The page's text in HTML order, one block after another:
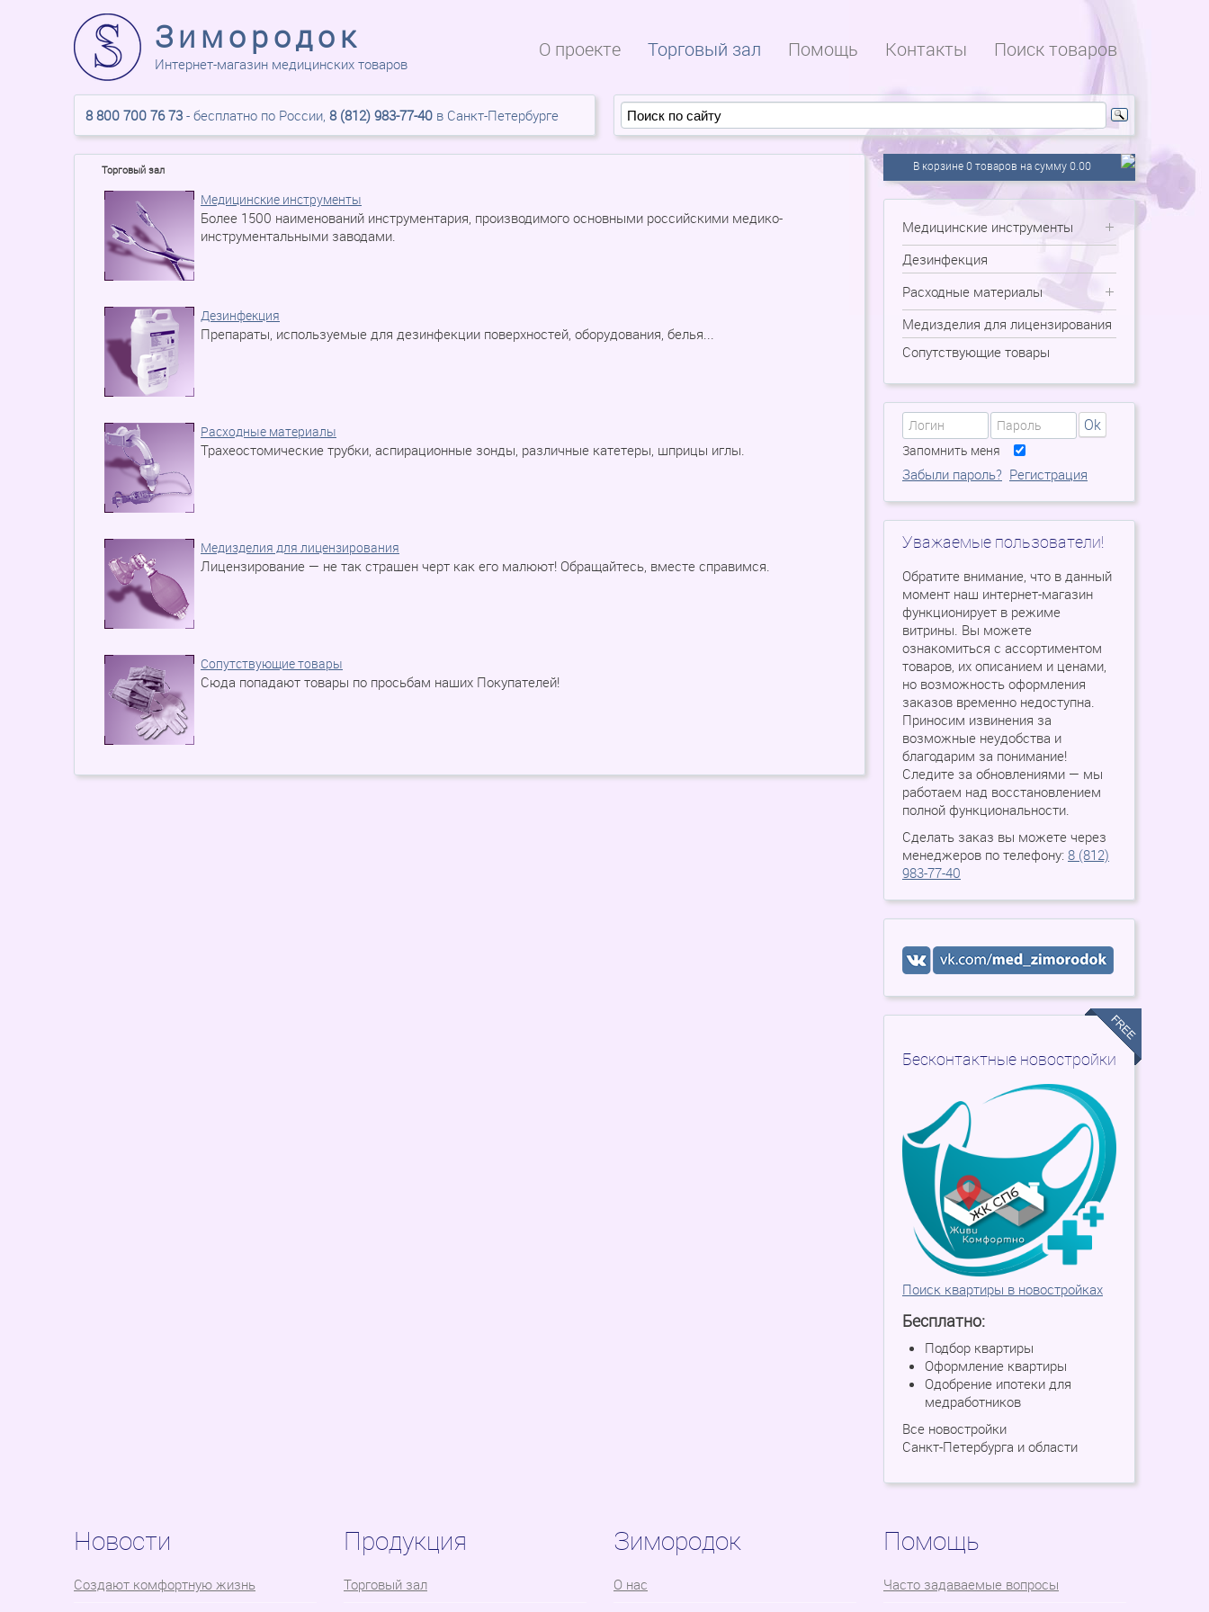
Зимородок
Интернет-магазин медицинских товаров
О проекте Торговый зал Помощь Контакты Поиск товаров
8 800 700 76 73 - бесплатно по России, 8 (812) 983-77-40 в Санкт-Петербурге
Торговый зал
Медицинские инструменты
Более 1500 наименований инструментария, производимого основными российскими медико-
инструментальными заводами.
Дезинфекция
Препараты, используемые для дезинфекции поверхностей, оборудования, белья...
Расходные материалы
Трахеостомические трубки, аспирационные зонды, различные катетеры, шприцы иглы.
Медизделия для лицензирования
Лицензирование — не так страшен черт как его малюют! Обращайтесь, вместе справимся.
Сопутствующие товары
Сюда попадают товары по просьбам наших Покупателей!
В корзине 0 товаров на сумму 0.00
Медицинские инструменты
Дезинфекция
Расходные материалы
Медизделия для лицензирования
Сопутствующие товары
Ok
Запомнить меня
Забыли пароль? Регистрация
Уважаемые пользователи!
Обратите внимание, что в данный
момент наш интернет-магазин
функционирует в режиме
витрины. Вы можете
ознакомиться с ассортиментом
товаров, их описанием и ценами,
но возможность оформления
заказов временно недоступна.
Приносим извинения за
возможные неудобства и
благодарим за понимание!
Следите за обновлениями — мы
работаем над восстановлением
полной функциональности.
Сделать заказ вы можете через
менеджеров по телефону: 8 (812)
983-77-40
Бесконтактные новостройки
Поиск квартиры в новостройках
Бесплатно:
Подбор квартиры
Оформление квартиры
Одобрение ипотеки для
медработников
Все новостройки
Санкт-Петербурга и области
Новости
Cоздают комфортную жизнь
Продукция
Торговый зал
Зимородок
О нас
Помощь
Часто задаваемые вопросы